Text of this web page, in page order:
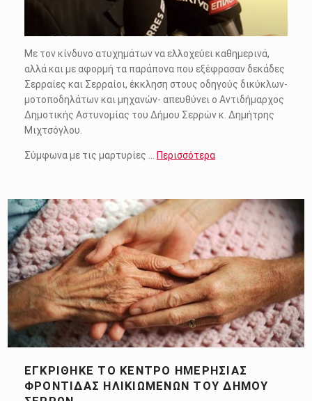
Με τον κίνδυνο ατυχημάτων να ελλοχεύει καθημερινά,
αλλά και με αφορμή τα παράπονα που εξέφρασαν δεκάδες
Σερραίες και Σερραίοι, έκκληση στους οδηγούς δικύκλων-
μοτοποδηλάτων και μηχανών- απευθύνει ο Αντιδήμαρχος
Δημοτικής Αστυνομίας του Δήμου Σερρών κ. Δημήτρης
Μιχτσόγλου.
Σύμφωνα με τις μαρτυρίες … Περισσότερα
ΕΓΚΡΊΘΗΚΕ ΤΟ ΚΈΝΤΡΟ ΗΜΕΡΉΣΙΑΣ
ΦΡΟΝΤΊΔΑΣ ΗΛΙΚΙΩΜΈΝΩΝ ΤΟΥ ΔΉΜΟΥ